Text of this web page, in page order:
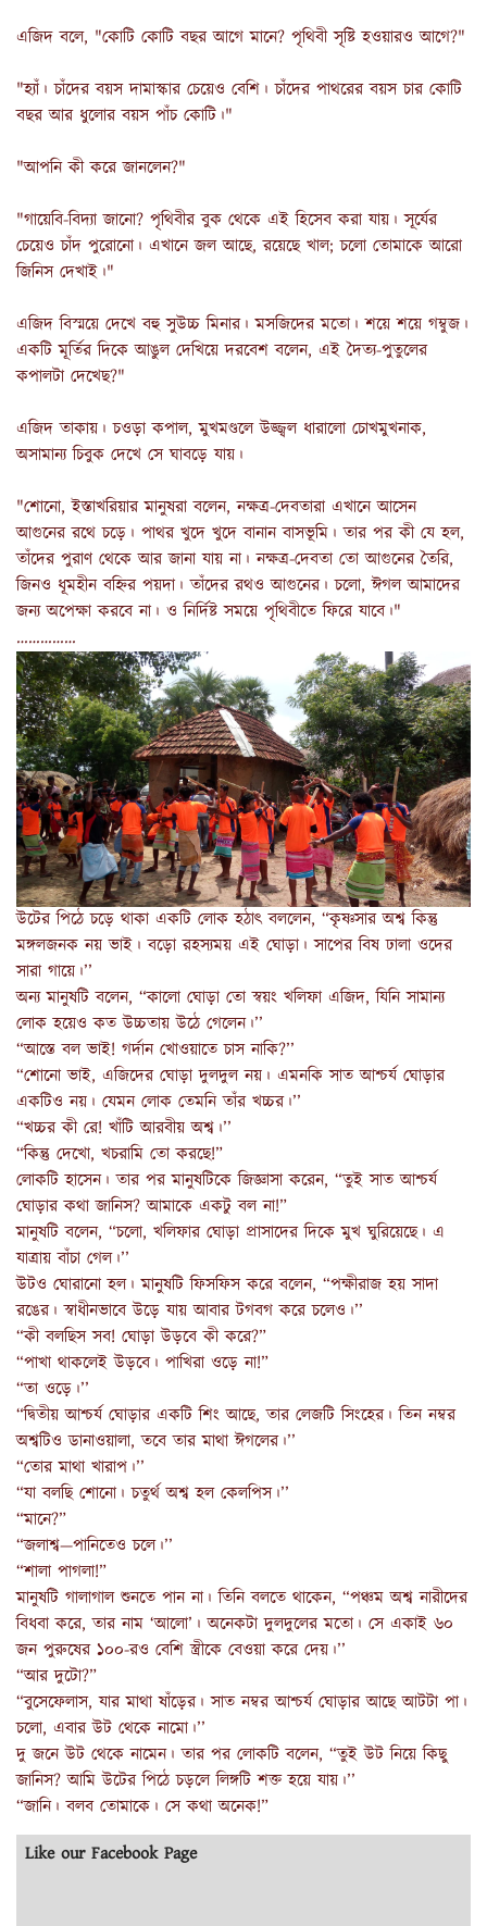
এজিদ বলে, "কোটি কোটি বছর আগে মানে? পৃথিবী সৃষ্টি হওয়ারও আগে?"
"হ্যাঁ। চাঁদের বয়স দামাস্কার চেয়েও বেশি। চাঁদের পাথরের বয়স চার কোটি
বছর আর ধুলোর বয়স পাঁচ কোটি।"
"আপনি কী করে জানলেন?"
"গায়েবি-বিদ্যা জানো? পৃথিবীর বুক থেকে এই হিসেব করা যায়। সূর্যের
চেয়েও চাঁদ পুরোনো। এখানে জল আছে, রয়েছে খাল; চলো তোমাকে আরো
জিনিস দেখাই।"
এজিদ বিস্ময়ে দেখে বহু সুউচ্চ মিনার। মসজিদের মতো। শয়ে শয়ে গম্বুজ।
একটি মূর্তির দিকে আঙুল দেখিয়ে দরবেশ বলেন, এই দৈত্য-পুতুলের
কপালটা দেখেছ?"
এজিদ তাকায়। চওড়া কপাল, মুখমণ্ডলে উজ্জ্বল ধারালো চোখমুখনাক,
অসামান্য চিবুক দেখে সে ঘাবড়ে যায়।
"শোনো, ইস্তাখরিয়ার মানুষরা বলেন, নক্ষত্র-দেবতারা এখানে আসেন
আগুনের রথে চড়ে। পাথর খুদে খুদে বানান বাসভূমি। তার পর কী যে হল,
তাঁদের পুরাণ থেকে আর জানা যায় না। নক্ষত্র-দেবতা তো আগুনের তৈরি,
জিনও ধূমহীন বহ্নির পয়দা। তাঁদের রথও আগুনের। চলো, ঈগল আমাদের
জন্য অপেক্ষা করবে না। ও নির্দিষ্ট সময়ে পৃথিবীতে ফিরে যাবে।"
……………
উটের পিঠে চড়ে থাকা একটি লোক হঠাৎ বললেন, “কৃষ্ণসার অশ্ব কিন্তু
মঙ্গলজনক নয় ভাই। বড়ো রহস্যময় এই ঘোড়া। সাপের বিষ ঢালা ওদের
সারা গায়ে।’’
অন্য মানুষটি বলেন, “কালো ঘোড়া তো স্বয়ং খলিফা এজিদ, যিনি সামান্য
লোক হয়েও কত উচ্চতায় উঠে গেলেন।’’
“আস্তে বল ভাই! গর্দান খোওয়াতে চাস নাকি?’’
“শোনো ভাই, এজিদের ঘোড়া দুলদুল নয়। এমনকি সাত আশ্চর্য ঘোড়ার
একটিও নয়। যেমন লোক তেমনি তাঁর খচ্চর।’’
“খচ্চর কী রে! খাঁটি আরবীয় অশ্ব।’’
“কিন্তু দেখো, খচরামি তো করছে!”
লোকটি হাসেন। তার পর মানুষটিকে জিজ্ঞাসা করেন, “তুই সাত আশ্চর্য
ঘোড়ার কথা জানিস? আমাকে একটু বল না!”
মানুষটি বলেন, “চলো, খলিফার ঘোড়া প্রাসাদের দিকে মুখ ঘুরিয়েছে। এ
যাত্রায় বাঁচা গেল।’’
উটও ঘোরানো হল। মানুষটি ফিসফিস করে বলেন, “পক্ষীরাজ হয় সাদা
রঙের। স্বাধীনভাবে উড়ে যায় আবার টগবগ করে চলেও।’’
“কী বলছিস সব! ঘোড়া উড়বে কী করে?”
“পাখা থাকলেই উড়বে। পাখিরা ওড়ে না!”
“তা ওড়ে।’’
“দ্বিতীয় আশ্চর্য ঘোড়ার একটি শিং আছে, তার লেজটি সিংহের। তিন নম্বর
অশ্বটিও ডানাওয়ালা, তবে তার মাথা ঈগলের।’’
“তোর মাথা খারাপ।’’
“যা বলছি শোনো। চতুর্থ অশ্ব হল কেলপিস।’’
“মানে?”
“জলাশ্ব—পানিতেও চলে।’’
“শালা পাগলা!”
মানুষটি গালাগাল শুনতে পান না। তিনি বলতে থাকেন, “পঞ্চম অশ্ব নারীদের
বিধবা করে, তার নাম ‘আলো’। অনেকটা দুলদুলের মতো। সে একাই ৬০
জন পুরুষের ১০০-রও বেশি স্ত্রীকে বেওয়া করে দেয়।’’
“আর দুটো?”
“বুসেফেলাস, যার মাথা ষাঁড়ের। সাত নম্বর আশ্চর্য ঘোড়ার আছে আটটা পা।
চলো, এবার উট থেকে নামো।’’
দু জনে উট থেকে নামেন। তার পর লোকটি বলেন, “তুই উট নিয়ে কিছু
জানিস? আমি উটের পিঠে চড়লে লিঙ্গটি শক্ত হয়ে যায়।’’
“জানি। বলব তোমাকে। সে কথা অনেক!”
Like our Facebook Page